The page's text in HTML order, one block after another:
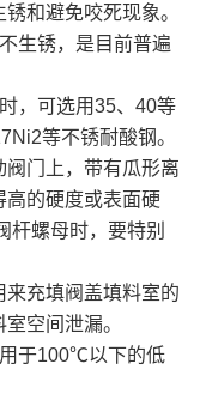
和避免咬死现象。
生锈，是目前普遍
，可选用35、40等
等不锈耐酸钢。
门上，带有瓜形离
的硬度或表面硬
杆螺母时，要特别
来充填阀盖填料室的
空间泄漏。
于100℃以下的低